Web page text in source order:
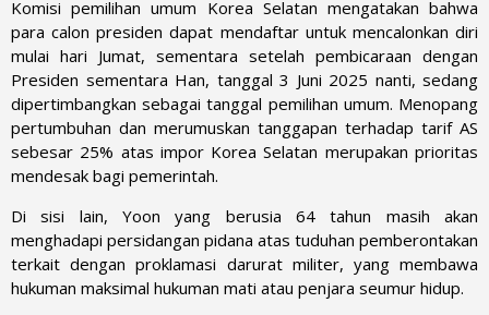
Komisi pemilihan umum Korea Selatan mengatakan bahwa
para calon presiden dapat mendaftar untuk mencalonkan diri
mulai hari Jumat, sementara setelah pembicaraan dengan
Presiden sementara Han, tanggal 3 Juni 2025 nanti, sedang
dipertimbangkan sebagai tanggal pemilihan umum. Menopang
pertumbuhan dan merumuskan tanggapan terhadap tarif AS
sebesar 25% atas impor Korea Selatan merupakan prioritas
mendesak bagi pemerintah.
Di sisi lain, Yoon yang berusia 64 tahun masih akan
menghadapi persidangan pidana atas tuduhan pemberontakan
terkait dengan proklamasi darurat militer, yang membawa
hukuman maksimal hukuman mati atau penjara seumur hidup.